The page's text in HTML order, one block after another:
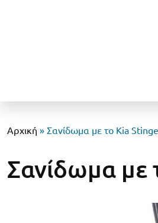
Αρχική » Σανίδωμα με το Kia
Σανίδωμα με